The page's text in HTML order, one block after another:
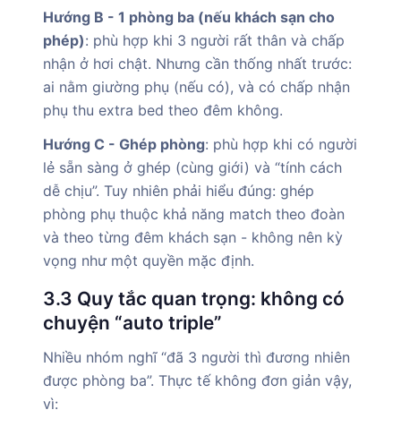
Hướng B - 1 phòng ba (nếu khách sạn cho
phép): phù hợp khi 3 người rất thân và chấp
nhận ở hơi chật. Nhưng cần thống nhất trước:
ai nằm giường phụ (nếu có), và có chấp nhận
phụ thu extra bed theo đêm không.
Hướng C - Ghép phòng: phù hợp khi có người
lẻ sẵn sàng ở ghép (cùng giới) và “tính cách
dễ chịu”. Tuy nhiên phải hiểu đúng: ghép
phòng phụ thuộc khả năng match theo đoàn
và theo từng đêm khách sạn - không nên kỳ
vọng như một quyền mặc định.
3.3 Quy tắc quan trọng: không có
chuyện “auto triple”
Nhiều nhóm nghĩ “đã 3 người thì đương nhiên
được phòng ba”. Thực tế không đơn giản vậy,
vì: